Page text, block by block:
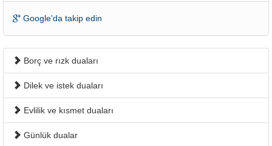
Google'da takip edin
Borç ve rızk duaları
Dilek ve istek duaları
Evlilik ve kısmet duaları
Günlük dualar